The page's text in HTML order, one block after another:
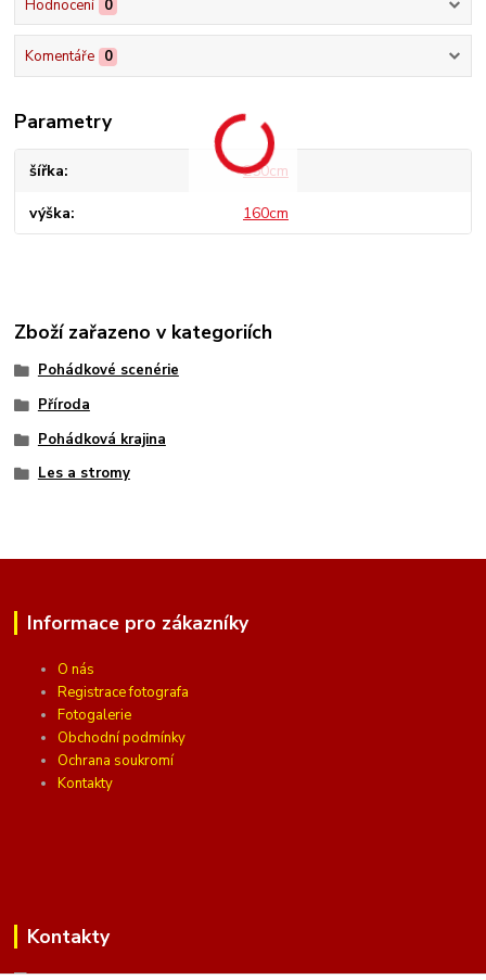
Hodnocení 0
Komentáře 0
Parametry
šířka 250cm
výška 160cm
Zboží zařazeno v kategoriích
Pohádkové scenérie
Příroda
Pohádková krajina
Les a stromy
Informace pro zákazníky
O nás
Registrace fotografa
Fotogalerie
Obchodní podmínky
Ochrana soukromí
Kontakty
Kontakty